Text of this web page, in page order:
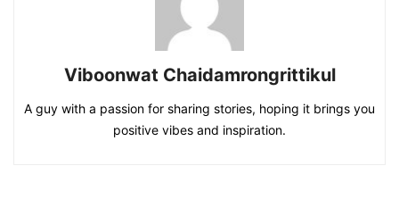
Viboonwat Chaidamrongrittikul
A guy with a passion for sharing stories, hoping it brings you
positive vibes and inspiration.